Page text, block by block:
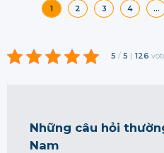
1 2 3 4 …
5 / 5 ( 126
Những câu hỏi
Nam